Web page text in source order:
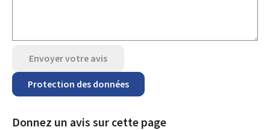
Envoyer votre avis
Protection des données
Donnez un avis sur cette page